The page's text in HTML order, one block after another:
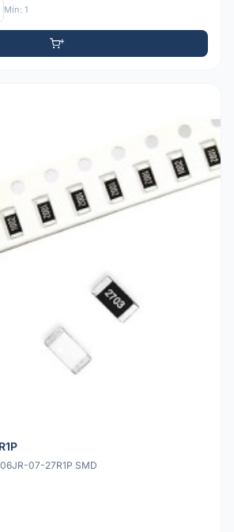
Mín: 1
07-27R1P SMD